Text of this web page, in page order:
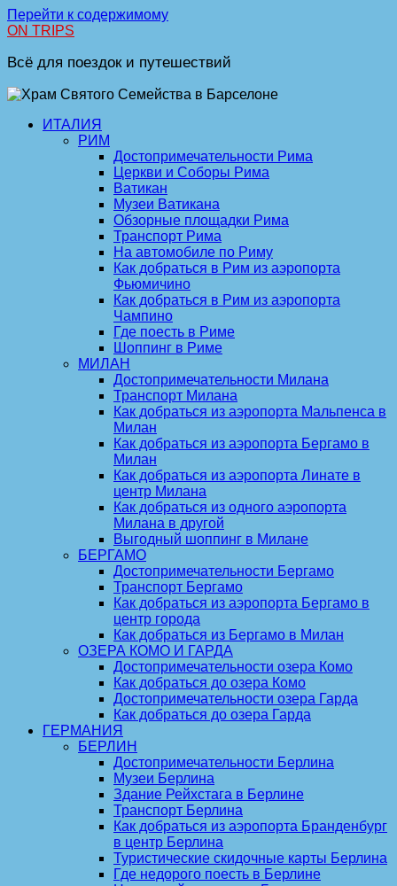
Перейти к содержимому
ON TRIPS
Всё для поездок и путешествий
ИТАЛИЯ
РИМ
Достопримечательности Рима
Церкви и Соборы Рима
Ватикан
Музеи Ватикана
Обзорные площадки Рима
Транспорт Рима
На автомобиле по Риму
Как добраться в Рим из аэропорта
Фьюмичино
Как добраться в Рим из аэропорта
Чампино
Где поесть в Риме
Шоппинг в Риме
МИЛАН
Достопримечательности Милана
Транспорт Милана
Как добраться из аэропорта Мальпенса в
Милан
Как добраться из аэропорта Бергамо в
Милан
Как добраться из аэропорта Линате в
центр Милана
Как добраться из одного аэропорта
Милана в другой
Выгодный шоппинг в Милане
БЕРГАМО
Достопримечательности Бергамо
Транспорт Бергамо
Как добраться из аэропорта Бергамо в
центр города
Как добраться из Бергамо в Милан
ОЗЕРА КОМО И ГАРДА
Достопримечательности озера Комо
Как добраться до озера Комо
Достопримечательности озера Гарда
Как добраться до озера Гарда
ГЕРМАНИЯ
БЕРЛИН
Достопримечательности Берлина
Музеи Берлина
Здание Рейхстага в Берлине
Транспорт Берлина
Как добраться из аэропорта Бранденбург
в центр Берлина
Туристические скидочные карты Берлина
Где недорого поесть в Берлине